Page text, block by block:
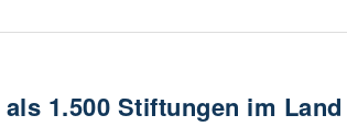
1.500 Stiftungen im Land